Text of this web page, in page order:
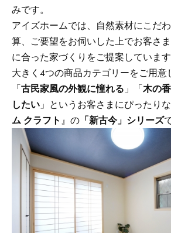
みです。
アイズホームでは、自然素材にこだ
算、ご要望をお伺いした上でお客さ
に合った家づくりをご提案しています
大きく4つの商品カテゴリーをご用意
「古民家風の外観に憧れる 」「木の
したい 」というお客さまにぴったり
ム クラフト 』の 「新古今」シリーズ